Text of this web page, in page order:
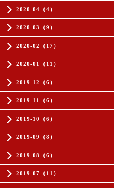
2020-04（4）
2020-03（9）
2020-02（17）
2020-01（11）
2019-12（6）
2019-11（6）
2019-10（6）
2019-09（8）
2019-08（6）
2019-07（11）